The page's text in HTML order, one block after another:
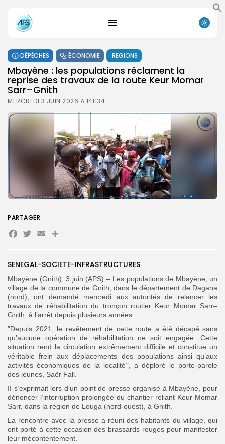
for:
FR
DÉPÊCHES ÉCONOMIE REGIONS
Mbayène : les populations réclament la
reprise des travaux de la route Keur Momar
Sarr–Gnith
MERCREDI 3 JUIN 2026 À 14H34
SENEGAL-SOCIETE-INFRASTRUCTURES
Mbayène (Gnith), 3 juin (APS) – Les populations de Mbayène, un
village de la commune de Gnith, dans le département de Dagana
(nord), ont demandé mercredi aux autorités de relancer les
travaux de réhabilitation du tronçon routier Keur Momar Sarr–
Gnith, à l’arrêt depuis plusieurs années.
”Depuis 2021, le revêtement de cette route a été décapé sans
qu’aucune opération de réhabilitation ne soit engagée. Cette
situation rend la circulation extrêmement difficile et constitue un
véritable frein aux déplacements des populations ainsi qu’aux
activités économiques de la localité’’, a déploré le porte-parole
des jeunes, Saër Fall.
II s’exprimait lors d’un point de presse organisé à Mbayène, pour
dénoncer l’interruption prolongée du chantier reliant Keur Momar
Sarr, dans la région de Louga (nord-ouest), à Gnith.
La rencontre avec la presse a réuni des habitants du village, qui
ont porté à cette occasion des brassards rouges pour manifester
leur mécontentement.
PARTAGER
Facebook
Twitter
EmailPartager